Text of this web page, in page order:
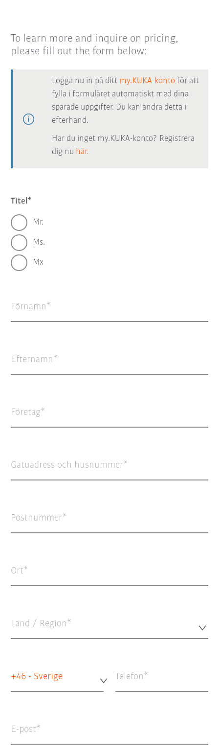
To learn more and inquire on pricing,
please fill out the form below:
Logga nu in på ditt my.KUKA-konto för att
fylla i formuläret automatiskt med dina
sparade uppgifter. Du kan ändra detta i
efterhand.
Har du inget my.KUKA-konto? Registrera
dig nu här.
Titel
Mr.
Ms.
Mx
Förnamn
Efternamn
Företag
Gatuadress och husnummer
Postnummer
Ort
Land / Region*
+46 - Sverige Telefon
E-post